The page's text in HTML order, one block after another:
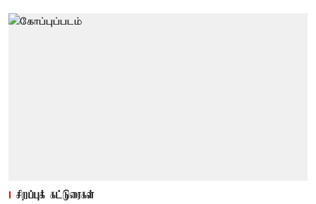
சிறப்புக் கட்டுரைகள்